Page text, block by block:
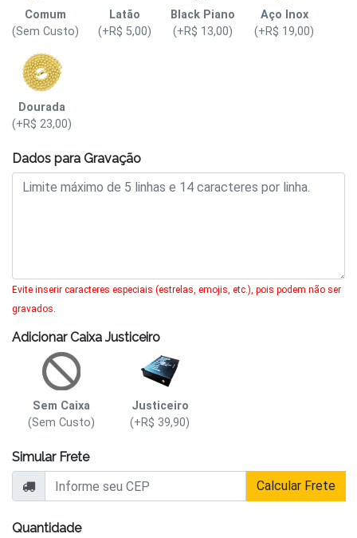
Comum
(Sem Custo)
Latão
(+R$ 5,00)
Black Piano
(+R$ 13,00)
Aço Inox
(+R$ 19,00)
Dourada
(+R$ 23,00)
Dados para Gravação
Evite inserir caracteres especiais (estrelas, emojis, etc.), pois podem não ser
gravados.
Adicionar Caixa Justiceiro
Sem Caixa
(Sem Custo)
Justiceiro
(+R$ 39,90)
Simular Frete
Calcular Frete
Quantidade